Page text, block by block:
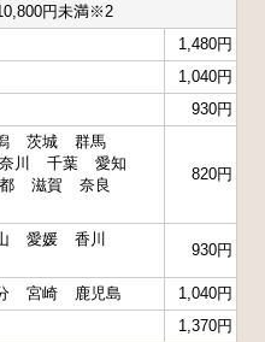
円未満※2
1,480円
1,040円
930円
茨城
群馬
川 千葉
愛知
滋賀
奈良
820円
愛媛
香川
930円
宮崎 鹿児島
1,040円
1,370円